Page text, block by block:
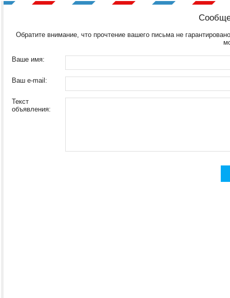
Обратите внимание, что прочтение вашего письма не
Ваше имя:
Ваш e-mail:
Текст
объявления: